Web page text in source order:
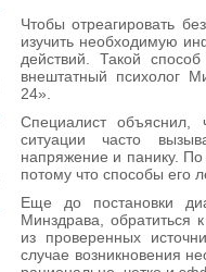
Чтобы отреагировать
изучить необходимую
действий. Такой
внештатный психолог
24».
Специалист объяснил,
ситуации часто
напряжение и панику. По
потому что способы его
Еще до постановки
Минздрава, обратиться
из проверенных
случае возникновения